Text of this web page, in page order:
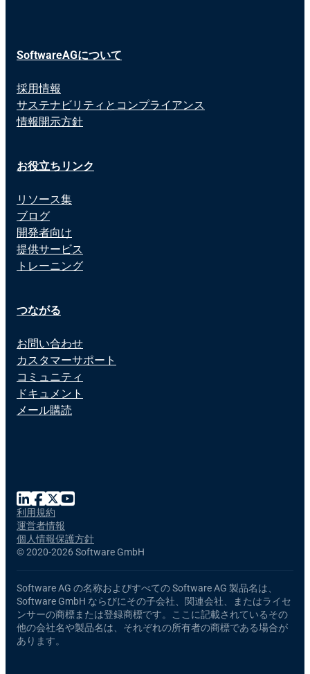
SoftwareAGについて
採用情報
サステナビリティとコンプライアンス
情報開示方針
お役立ちリンク
リソース集
ブログ
開発者向け
提供サービス
トレーニング
つながる
お問い合わせ
カスタマーサポート
コミュニティ
ドキュメント
メール購読
©2020-2026 Software GmbH
利用規約
運営者情報
個人情報保護方針
Software AG の名称およびすべての Software AG 製品名は、
Software GmbH ならびにその子会社、関連会社、またはライセ
ンサーの商標または登録商標です。ここに記載されているその
他の会社名や製品名は、それぞれの所有者の商標である場合が
あります。